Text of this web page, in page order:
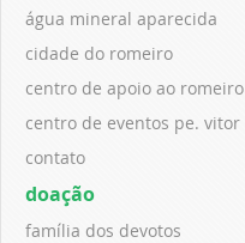
água mineral aparecida
cidade do romeiro
centro de apoio ao romeiro
centro de eventos pe. vitor
contato
doação
família dos devotos